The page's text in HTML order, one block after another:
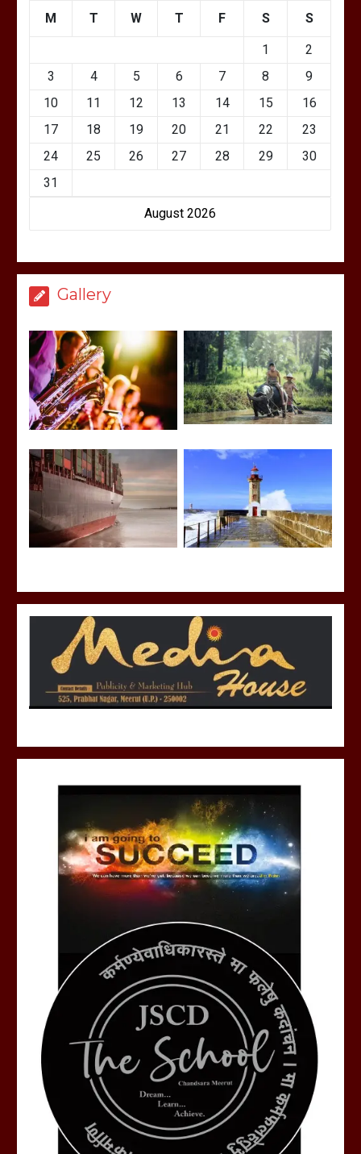
August 2026
M T W T F S S
1
2
3
4 5 6 7 8
9
10
11 12 13 14 15
16
17
18 19 20 21 22
23
24
25 26 27 28 29
30
31
Gallery